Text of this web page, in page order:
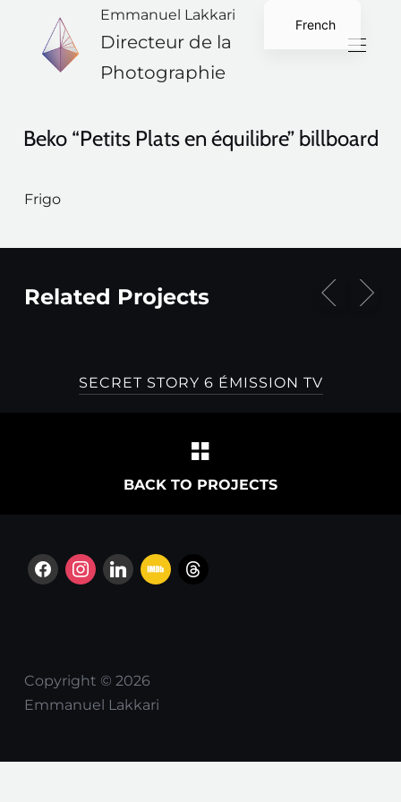
Emmanuel Lakkari
Directeur de la
Photographie
Beko “Petits Plats en équilibre” billboard
Frigo
Related Projects
SECRET STORY 6 ÉMISSION TV
BACK TO PROJECTS
facebookinstagram
linkedin
imdb threads
Copyright © 2026
Emmanuel Lakkari
French